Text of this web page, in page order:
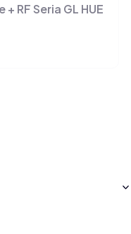
RF Seria GL HUE